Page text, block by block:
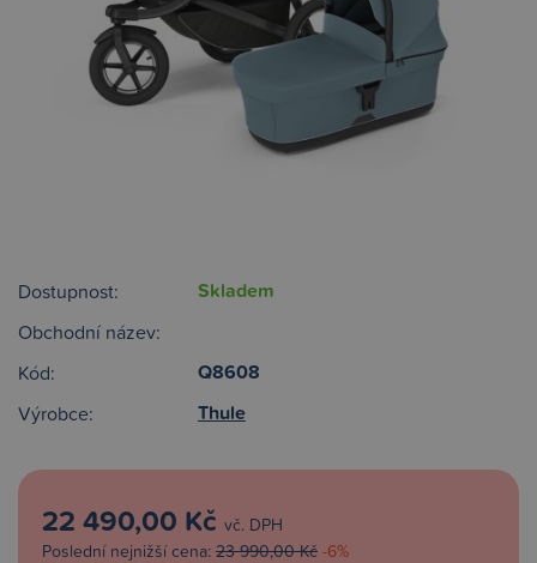
Dostupnost: Skladem
Obchodní název:
Kód:
Q8608
Výrobce: Thule
22 490,00 Kč vč. DPH
Poslední nejnižší cena: 23 990,00 Kč -6%